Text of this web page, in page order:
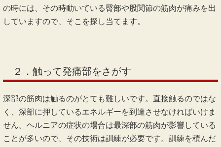
の時には、その時動いている臀部や股関節の筋肉が痛みを出
していますので、そこを探し当てます。
２．触って発痛部をさがす
深部の筋肉は触るのがとても難しいです。直接触るのではな
く、深部に押しているエネルギーを到達させなければいけま
せん。ヘルニアの症状の場合は最深部の筋肉が影響している
ことが多いので、その技術は訓練が必要です。訓練を積んだ